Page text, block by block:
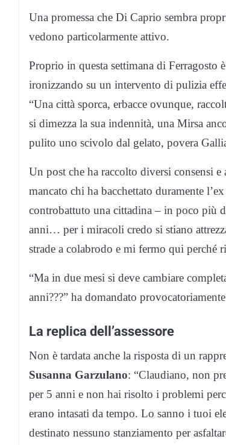
Una promessa che Di Caprio sembra
vedono particolarmente attivo.
Proprio in questa settimana di Ferragosto
ironizzando su un intervento di pulizia
“Una città sporca, erbacce ovunque,
si dimezza la sua indennità, una Mirsa
pulito uno scivolo dal gelato, povera
Un post che ha raccolto diversi consensi
mancato chi ha bacchettato duramente
controbattuto una cittadina – in poco più
anni… per i miracoli credo si stiano
strade a colabrodo e mi fermo qui perché
“Ma in due mesi si deve cambiare
anni???” ha domandato
La replica dell’assessore
Non è tardata anche la risposta di un
Susanna Garzulano: “Claudiano, non
per 5 anni e non hai risolto i problemi
erano intasati da tempo. Lo sanno i tuoi
destinato nessuno stanziamento per